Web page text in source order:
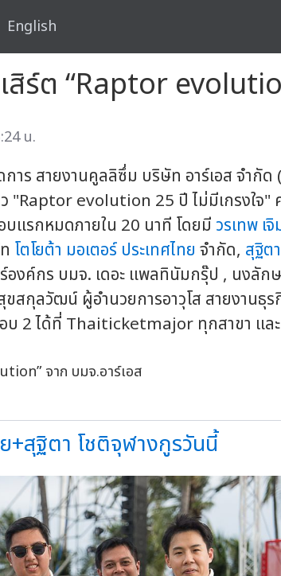
English
สิร์ต “Raptor
น.
าร สายงานคูลลิซึ่ม บริษัท อาร์เอส จำกัด
"Raptor evolution 25 ปี ไม่มีเกรงใจ"
แรกหมดภายใน 20 นาที โดยมี วรเทพ เ
โตโยต้า มอเตอร์ ประเทศไทย จำกัด, สุฐิต
องค์กร บมจ. เดอะ แพลทินัมกรุ๊ป , นงลัก
สกุลวัฒน์ ผู้อำนวยการอาวุโส สายงานธุร
อบ 2 ได้ที่ Thaiticketmajor ทุกสาขา และ
+สุฐิตา โชติจุฬางกูรวันนี้